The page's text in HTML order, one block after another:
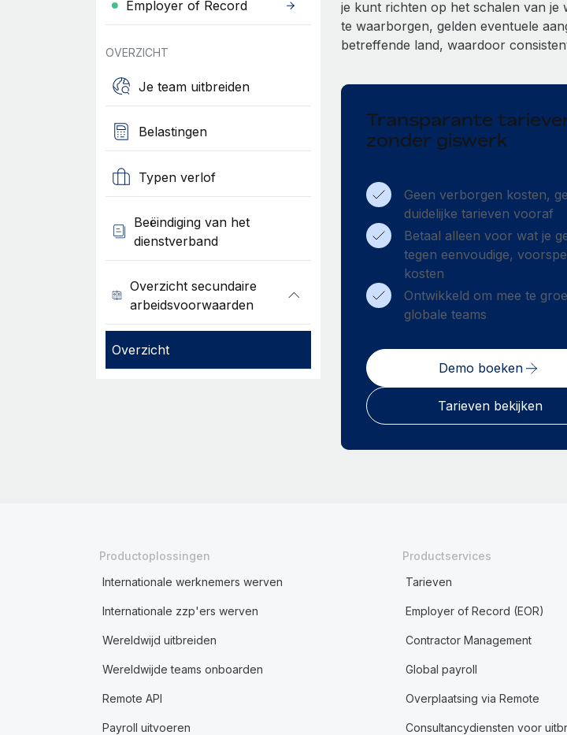
Employer of Record
OVERZICHT
Je team uitbreiden
Belastingen
Typen verlof
Beëindiging van het
dienstverband
Overzicht secundaire
arbeidsvoorwaarden
Overzicht
je kunt richten op het schalen van je
te waarborgen, gelden eventuele
betreffende land, waardoor
Transparante
zonder giswerk
Geen verborgen kosten,
duidelijke tarieven vooraf
Betaal alleen voor wat je
tegen eenvoudige,
kosten
Ontwikkeld om mee te
globale teams
Demo boeken
Tarieven bekijken
Productoplossingen
Internationale werknemers werven
Internationale zzp'ers werven
Wereldwijd uitbreiden
Wereldwijde teams onboarden
Remote API
Payroll uitvoeren
Productservices
Tarieven
Employer of Record (EOR)
Contractor Management
Global payroll
Overplaatsing via Remote
Consultancydiensten voor